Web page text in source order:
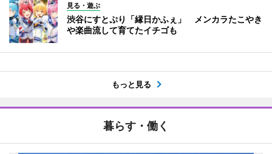
見る・遊ぶ
渋谷にすとぷり「縁日かふぇ」 メンカラたこやき
や楽曲流して育てたイチゴも
もっと見る
暮らす・働く